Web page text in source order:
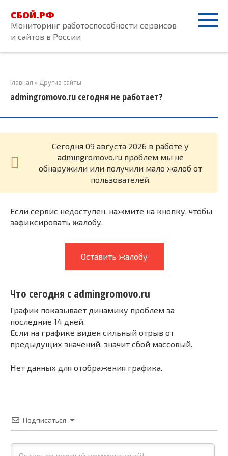
контенту
СБОЙ.РФ
Мониторинг работоспособности сервисов
и сайтов в России
Главная » Другие сайты
admingromovo.ru сегодня не работает?
Cегодня 09 августа 2026 в работе у
admingromovo.ru проблем мы не
обнаружили или получили мало жалоб от
пользователей.
Если сервис недоступен, нажмите на кнопку, чтобы
зафиксировать жалобу.
Оставить жалобу
Что сегодня с admingromovo.ru
График показывает динамику проблем за
последние 14 дней.
Если на графике виден сильный отрыв от
предыдущих значений, значит сбой массовый.
Нет данных для отображения графика.
Подписаться